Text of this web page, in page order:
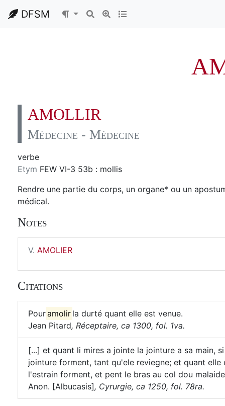
DFSM
AMOLLIR
Médecine - Médecine
verbe
Etym FEW VI-3 53b : mollis
Rendre une partie du corps, un organe* ou un
médical.
Notes
V. AMOLIER
Citations
Pouramolir la durté quant elle est venue.
Jean Pitard, Réceptaire, ca 1300, fol. 1va.
[...] et quant li mires a jointe la jointure a sa main,
jointure forment, tant qu'ele reviegne; et quant
l'estrain forment, et pent le bras au col dou
Anon. [Albucasis], Cyrurgie, ca 1250, fol. 78ra.